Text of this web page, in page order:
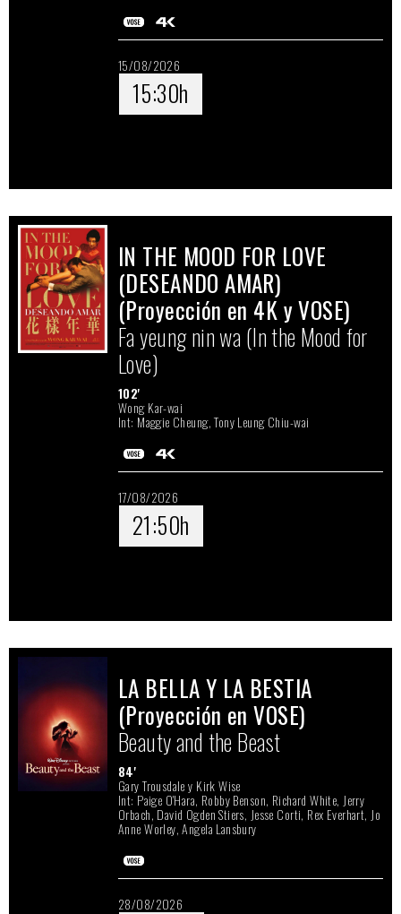
15/08/2026
15:30h
IN THE MOOD FOR LOVE
(DESEANDO AMAR)
(Proyección en 4K y VOSE)
Fa yeung nin wa (In the Mood for
Love)
102'
Wong Kar-wai
Int: Maggie Cheung, Tony Leung Chiu-wai
17/08/2026
21:50h
LA BELLA Y LA BESTIA
(Proyección en VOSE)
Beauty and the Beast
84'
Gary Trousdale y Kirk Wise
Int: Paige O'Hara, Robby Benson, Richard White, Jerry
Orbach, David Ogden Stiers, Jesse Corti, Rex Everhart, Jo
Anne Worley, Angela Lansbury
28/08/2026